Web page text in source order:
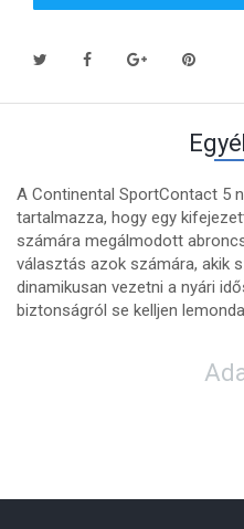
A Continental SportContact 5
tartalmazza, hogy egy
számára megálmodott
választás azok számára, akik
dinamikusan vezetni a nyári
biztonságról se kelljen